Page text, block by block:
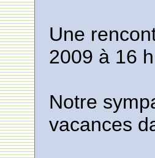
Une
2009 à 16
Notre
vacances